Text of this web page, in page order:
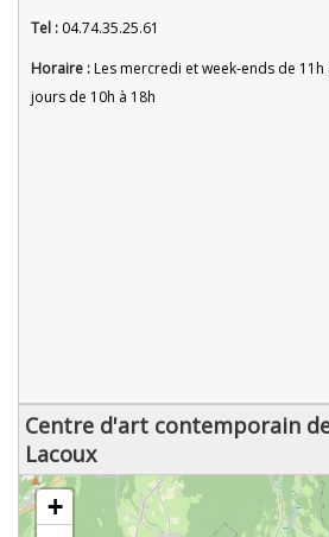
Tel : 04.74.35.25.61
Horaire :Les mercredi et week-ends de 11h
jours de 10h à 18h
Centre d'art contemporain
Lacoux
chargement de la carte - veuillez patienter...
+